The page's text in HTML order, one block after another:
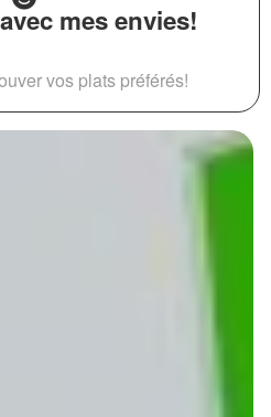
mes envies!
vos plats préférés!